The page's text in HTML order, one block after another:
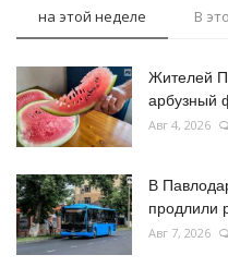
на этой неделе В
Жителей
арбузный
Авг 4, 2026
В
продлили
Авг 7, 2026